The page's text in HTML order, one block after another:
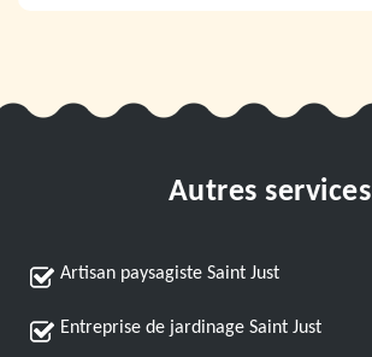
Autres services
Artisan paysagiste Saint Just
Entreprise de jardinage Saint Just